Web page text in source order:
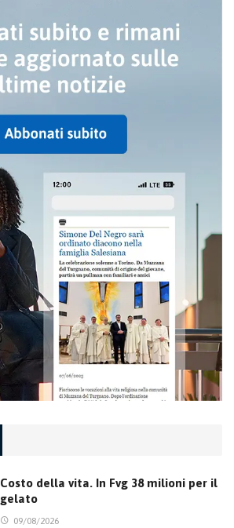
Costo della vita. In Fvg 38 milioni per il
gelato
09/08/2026